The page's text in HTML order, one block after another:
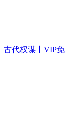
古代权谋丨VIP免